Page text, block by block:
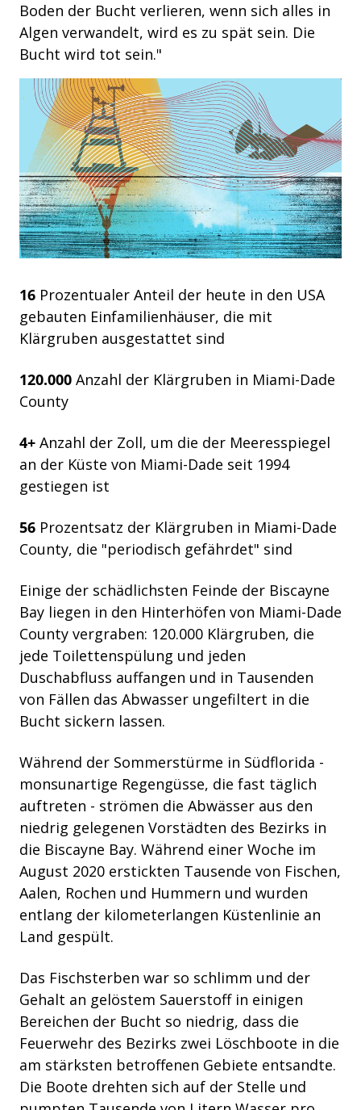
Boden der Bucht verlieren, wenn sich alles in
Algen verwandelt, wird es zu spät sein. Die
Bucht wird tot sein."
16 Prozentualer Anteil der heute in den USA
gebauten Einfamilienhäuser, die mit
Klärgruben ausgestattet sind
120.000 Anzahl der Klärgruben in Miami-Dade
County
4+ Anzahl der Zoll, um die der Meeresspiegel
an der Küste von Miami-Dade seit 1994
gestiegen ist
56 Prozentsatz der Klärgruben in Miami-Dade
County, die "periodisch gefährdet" sind
Einige der schädlichsten Feinde der Biscayne
Bay liegen in den Hinterhöfen von Miami-Dade
County vergraben: 120.000 Klärgruben, die
jede Toilettenspülung und jeden
Duschabfluss auffangen und in Tausenden
von Fällen das Abwasser ungefiltert in die
Bucht sickern lassen.
Während der Sommerstürme in Südflorida -
monsunartige Regengüsse, die fast täglich
auftreten - strömen die Abwässer aus den
niedrig gelegenen Vorstädten des Bezirks in
die Biscayne Bay. Während einer Woche im
August 2020 erstickten Tausende von Fischen,
Aalen, Rochen und Hummern und wurden
entlang der kilometerlangen Küstenlinie an
Land gespült.
Das Fischsterben war so schlimm und der
Gehalt an gelöstem Sauerstoff in einigen
Bereichen der Bucht so niedrig, dass die
Feuerwehr des Bezirks zwei Löschboote in die
am stärksten betroffenen Gebiete entsandte.
Die Boote drehten sich auf der Stelle und